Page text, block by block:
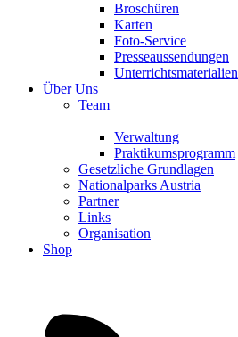
Broschüren
Karten
Foto-Service
Presseaussendungen
Unterrichtsmaterialien
Über Uns
Team
Verwaltung
Praktikumsprogramm
Gesetzliche Grundlagen
Nationalparks Austria
Partner
Links
Organisation
Shop